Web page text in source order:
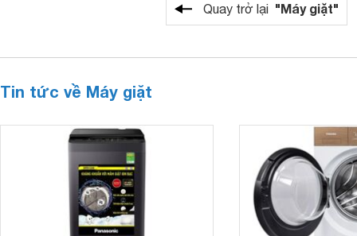
Quay trở lại "Máy giặt"
Tin tức về Máy giặt